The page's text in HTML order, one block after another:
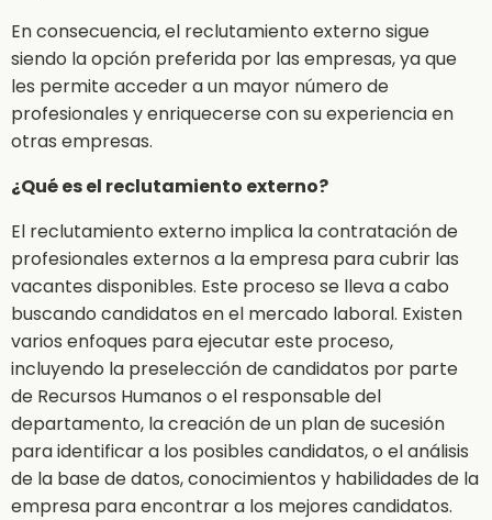
En consecuencia, el reclutamiento externo sigue
siendo la opción preferida por las empresas, ya que
les permite acceder a un mayor número de
profesionales y enriquecerse con su experiencia en
otras empresas.
¿Qué es el reclutamiento externo?
El reclutamiento externo implica la contratación de
profesionales externos a la empresa para cubrir las
vacantes disponibles. Este proceso se lleva a cabo
buscando candidatos en el mercado laboral. Existen
varios enfoques para ejecutar este proceso,
incluyendo la preselección de candidatos por parte
de Recursos Humanos o el responsable del
departamento, la creación de un plan de sucesión
para identificar a los posibles candidatos, o el análisis
de la base de datos, conocimientos y habilidades de la
empresa para encontrar a los mejores candidatos.